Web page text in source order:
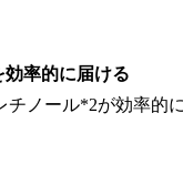
率的に届ける
チノール*2が効率的